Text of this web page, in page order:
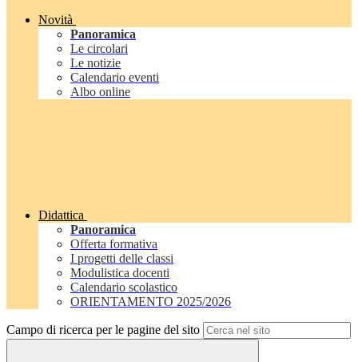
Novità
Panoramica
Le circolari
Le notizie
Calendario eventi
Albo online
Didattica
Panoramica
Offerta formativa
I progetti delle classi
Modulistica docenti
Calendario scolastico
ORIENTAMENTO 2025/2026
Campo di ricerca per le pagine del sito